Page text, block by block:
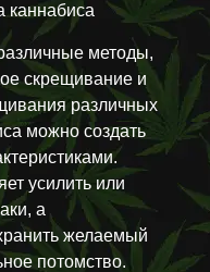
каннабиса
методы,
скрещивание и
различных
можно создать
усилить или
а
желаемый
потомство.